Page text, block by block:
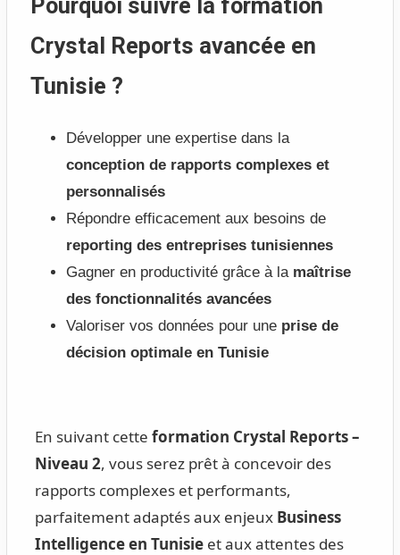
Crystal Reports avancée en
Tunisie ?
Développer une expertise dans la
conception de rapports complexes et
personnalisés
Répondre efficacement aux besoins de
reporting des entreprises tunisiennes
Gagner en productivité grâce à la maîtrise
des fonctionnalités avancées
Valoriser vos données pour une prise de
décision optimale en Tunisie
En suivant cette formation Crystal Reports –
Niveau 2, vous serez prêt à concevoir des
rapports complexes et performants,
parfaitement adaptés aux enjeux Business
Intelligence en Tunisieet aux attentes des